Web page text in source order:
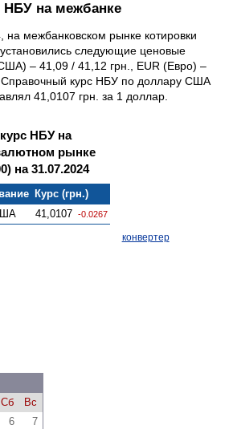
НБУ на межбанке
межбанковском рынке котировки
следующие ценовые
– 41,09 / 41,12 грн., EUR (Евро) –
Справочный курс НБУ по доллару США
41,0107 грн. за 1 доллар.
НБУ на
рынке
на 31.07.2024
Курс (грн.)
41,0107 -0.0267
конвертер
Сб
Вс
6
7